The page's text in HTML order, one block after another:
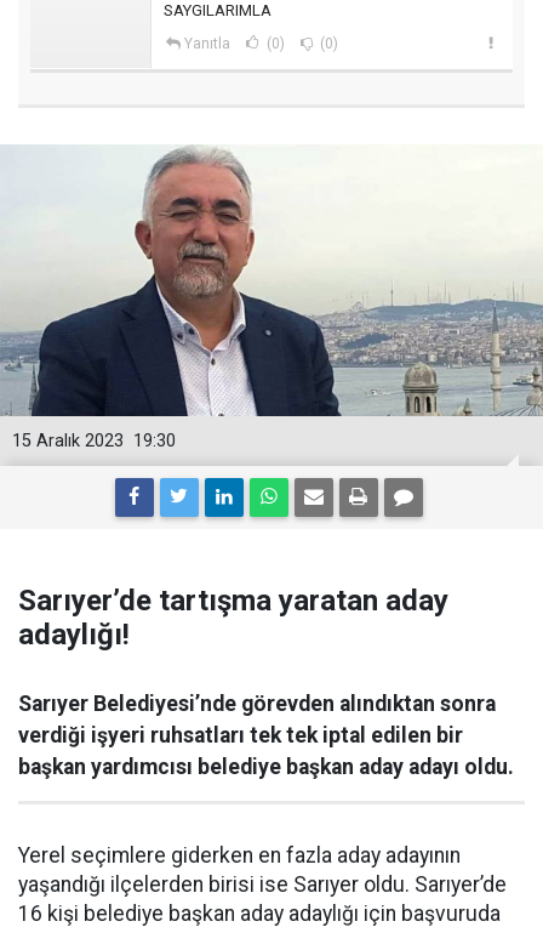
SAYGILARIMLA
Yanıtla (0) (0)
19:30
15 Aralık 2023
Sarıyer’de tartışma yaratan aday
adaylığı!
Sarıyer Belediyesi’nde görevden alındıktan sonra
verdiği işyeri ruhsatları tek tek iptal edilen bir
başkan yardımcısı belediye başkan aday adayı oldu.
Yerel seçimlere giderken en fazla aday adayının
yaşandığı ilçelerden birisi ise Sarıyer oldu. Sarıyer’de
16 kişi belediye başkan aday adaylığı için başvuruda